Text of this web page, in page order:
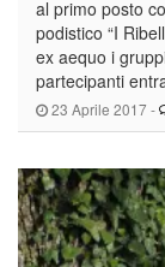
23 Aprile 2017 -
al primo posto
podistico “I
ex aequo i
partecipanti